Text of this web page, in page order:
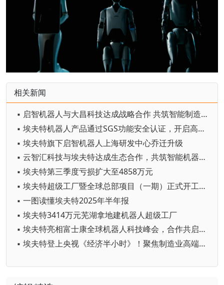
相关新闻
▪ 启智机器人与大昌科技达成战略合作 共筑智能制造新生态
▪ 埃夫特机器人产品通过SGS功能安全认证，开启高端制造出海新篇章
▪ 埃夫特旗下启智机器人上海研发中心乔迁升级
▪ 云智汇科技与埃夫特达成生态合作，共筑智能机器人产业新生态
▪ 埃夫特第三季度亏损扩大至4858万元
▪ 埃夫特超级工厂暨全球总部项目（一期）正式开工，打造机器人智造新标杆
▪ 一图读懂埃夫特2025年半年报
▪ 埃夫特3414万元芜湖拿地建机器人超级工厂
▪ 埃夫特亮相富士康全球机器人科技峰会，合作共启机器人产业新生态
▪ 埃夫特登上央视《经济半小时》！聚焦制造业高端化、智能化、绿色化发展